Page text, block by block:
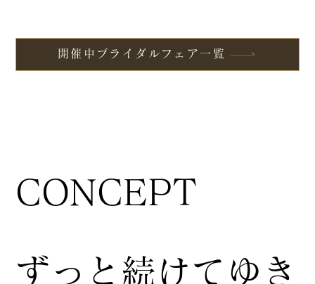
開催中ブライダルフェア一覧
CONCEPT
ずっと続けてゆき